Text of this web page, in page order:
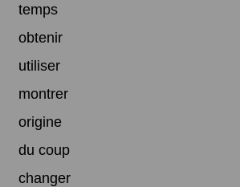
temps
obtenir
utiliser
montrer
origine
du coup
changer